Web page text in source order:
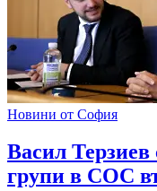
Новини от София
Васил
групи в СОС